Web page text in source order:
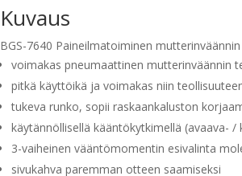
Kuvaus
BGS-7640 Paineilmatoiminen
voimakas pneumaattinen mutterinväännin
pitkä käyttöikä ja voimakas niin
tukeva runko, sopii raskaankaluston
käytännöllisellä kääntökytkimellä (avaava- /
3-vaiheinen vääntömomentin esivalinta
sivukahva paremman otteen saamiseksi